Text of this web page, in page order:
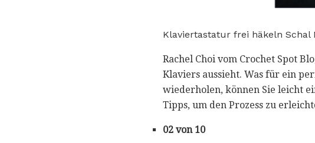
Klaviertastatur frei häkeln Schal
Rachel Choi vom Crochet Spot
Klaviers aussieht. Was für ein
wiederholen, können Sie leicht
Tipps, um den Prozess zu
02 von 10